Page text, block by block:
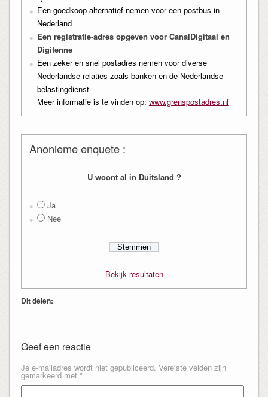
Een goedkoop alternatief nemen voor een postbus in
Nederland
Een registratie-adres opgeven voor CanalDigitaal en
Digitenne
Een zeker en snel postadres nemen voor diverse
Nederlandse relaties zoals banken en de Nederlandse
belastingdienst
Meer informatie is te vinden op: www.grenspostadres.nl
Anonieme enquete :
U woont al in Duitsland ?
Ja
Nee
Bekijk resultaten
Dit delen:
Geef een reactie
Je e-mailadres wordt niet gepubliceerd. Vereiste velden zijn
gemarkeerd met *